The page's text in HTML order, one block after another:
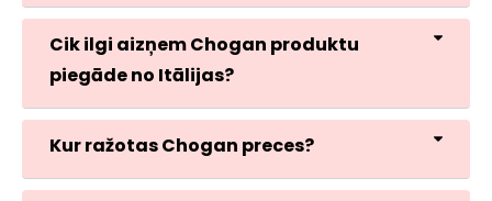
Cik ilgi aizņem Chogan produktu
piegāde no Itālijas?
Kur ražotas Chogan preces?